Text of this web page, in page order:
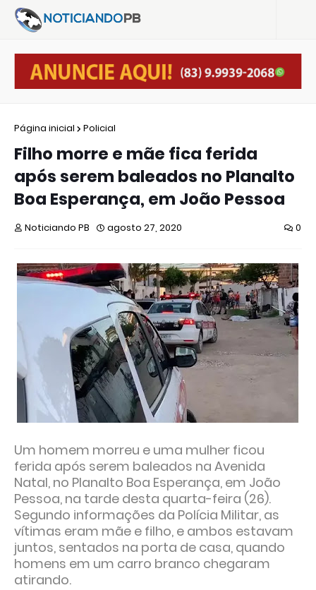
Página inicial Policial
Filho morre e mãe fica ferida
após serem baleados no Planalto
Boa Esperança, em João Pessoa
Noticiando PB agosto 27, 2020 0
Um homem morreu e uma mulher ficou
ferida após serem baleados na Avenida
Natal, no Planalto Boa Esperança, em João
Pessoa, na tarde desta quarta-feira (26).
Segundo informações da Polícia Militar, as
vítimas eram mãe e filho, e ambos estavam
juntos, sentados na porta de casa, quando
homens em um carro branco chegaram
atirando.